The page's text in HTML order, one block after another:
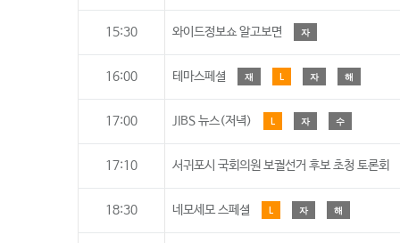
15:30 와이드정보쇼 알고보면 자
16:00 테마스페셜 재 L 자 해
17:00 JIBS 뉴스(저녁) L 자 수
17:10 서귀포시 국회의원 보궐선거 후보 초청 토론회
18:30 네모세모 스페셜 L 자 해